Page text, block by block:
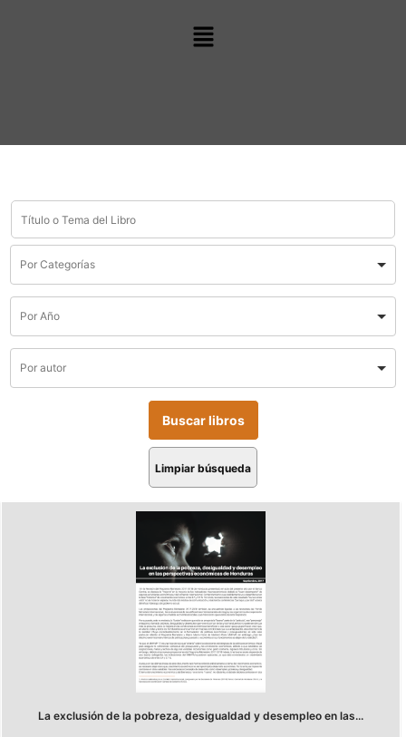
Limpiar búsqueda
La exclusión de la pobreza, desigualdad y desempleo en las...